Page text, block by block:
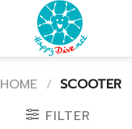
HOME / SCOOTER
FILTER